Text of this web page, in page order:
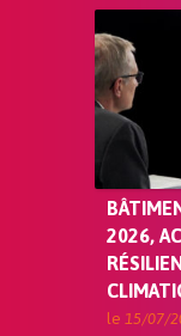
2026,
le 15/07/